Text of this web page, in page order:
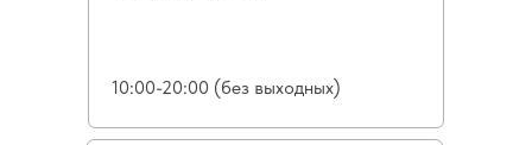
10:00-20:00 (без выходных)